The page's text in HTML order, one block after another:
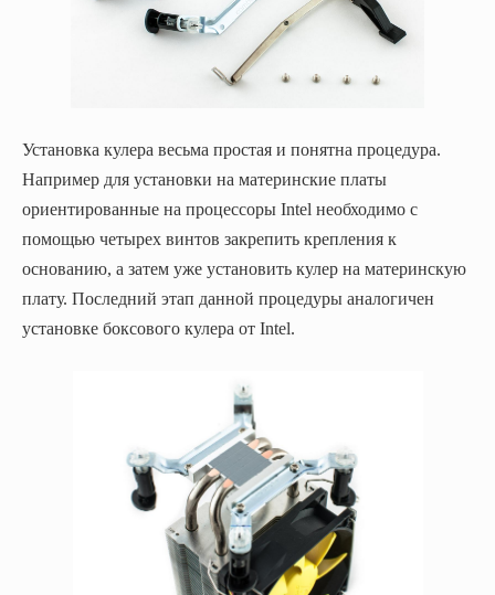
Установка кулера весьма простая и понятна процедура.
Например для установки на материнские платы
ориентированные на процессоры Intel необходимо с
помощью четырех винтов закрепить крепления к
основанию, а затем уже установить кулер на материнскую
плату. Последний этап данной процедуры аналогичен
установке боксового кулера от Intel.